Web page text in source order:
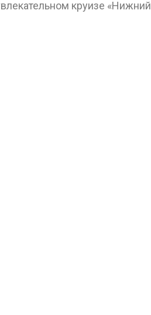
круизе «Нижний